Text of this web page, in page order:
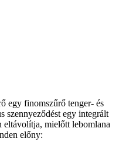
finomszűrő tenger- és
szennyeződést egy integrált
eltávolítja, mielőtt lebomlana
előny: